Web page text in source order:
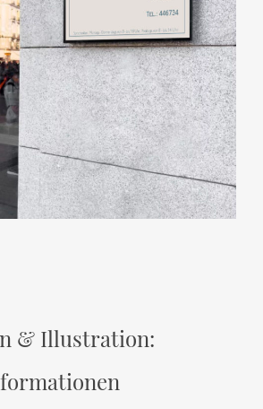
& Illustration: